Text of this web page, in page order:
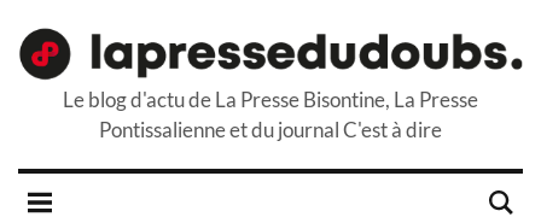
Le blog d'actu de La Presse Bisontine, La Presse
Pontissalienne et du journal C'est à dire